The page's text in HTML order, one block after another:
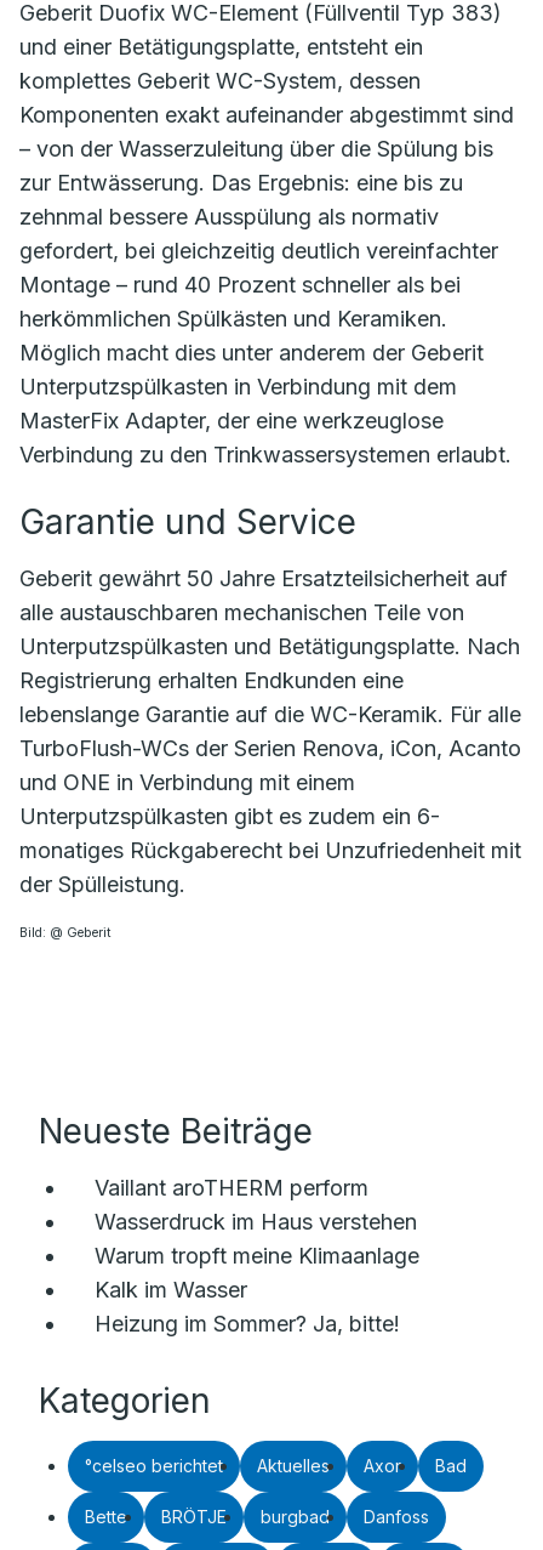
Geberit Duofix WC-Element (Füllventil Typ 383)
und einer Betätigungsplatte, entsteht ein
komplettes Geberit WC-System, dessen
Komponenten exakt aufeinander abgestimmt sind
– von der Wasserzuleitung über die Spülung bis
zur Entwässerung. Das Ergebnis: eine bis zu
zehnmal bessere Ausspülung als normativ
gefordert, bei gleichzeitig deutlich vereinfachter
Montage – rund 40 Prozent schneller als bei
herkömmlichen Spülkästen und Keramiken.
Möglich macht dies unter anderem der Geberit
Unterputzspülkasten in Verbindung mit dem
MasterFix Adapter, der eine werkzeuglose
Verbindung zu den Trinkwassersystemen erlaubt.
Garantie und Service
Geberit gewährt 50 Jahre Ersatzteilsicherheit auf
alle austauschbaren mechanischen Teile von
Unterputzspülkasten und Betätigungsplatte. Nach
Registrierung erhalten Endkunden eine
lebenslange Garantie auf die WC-Keramik. Für alle
TurboFlush-WCs der Serien Renova, iCon, Acanto
und ONE in Verbindung mit einem
Unterputzspülkasten gibt es zudem ein 6-
monatiges Rückgaberecht bei Unzufriedenheit mit
der Spülleistung.
Bild: @ Geberit
Neueste Beiträge
Vaillant aroTHERM perform
Wasserdruck im Haus verstehen
Warum tropft meine Klimaanlage
Kalk im Wasser
Heizung im Sommer? Ja, bitte!
Kategorien
°celseo berichtet Aktuelles Axor Bad
Bette BRÖTJE burgbad Danfoss